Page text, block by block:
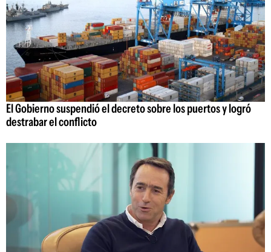
El Gobierno suspendió el decreto sobre los puertos y logró
destrabar el conflicto